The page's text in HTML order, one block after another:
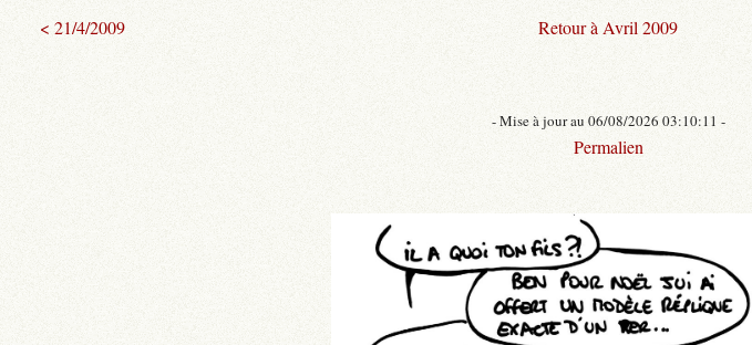
< 21/4/2009 Retour à Avril 2009
- Mise à jour au 06/08/2026 03:10:11 -
Permalien